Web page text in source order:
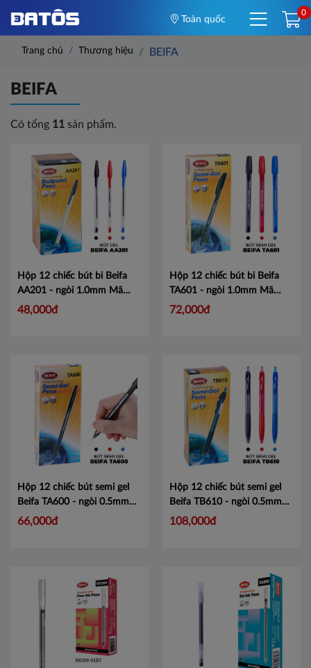
Toàn quốc
0
Trang chủ Thương hiệu BEIFA
BEIFA
Có tổng 11 sản phẩm.
Hộp 12 chiếc bút bi Beifa
AA201 - ngòi 1.0mm Mã
AA201
48,000đ
Hộp 12 chiếc bút bi Beifa
TA601 - ngòi 1.0mm Mã
TA601
72,000đ
Hộp 12 chiếc bút semi gel
Beifa TA600 - ngòi 0.5mm
Mã TA600
66,000đ
Hộp 12 chiếc bút semi gel
Beifa TB610 - ngòi 0.5mm
Mã TB610
108,000đ